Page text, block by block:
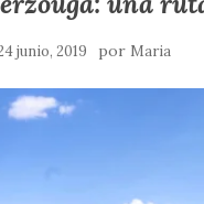
junio, 2019 por Maria